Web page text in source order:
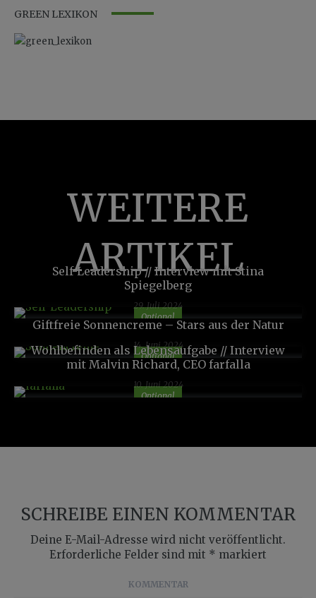
GREEN LEXIKON
WEITERE
ARTIKEL
Optional
Self-Leadership // Interview mit Stina
Spiegelberg
29. Juli 2024
Optional
Giftfreie Sonnencreme – Stars aus der Natur
14. Juni 2024
Optional
Wohlbefinden als Lebensaufgabe // Interview
mit Malvin Richard, CEO farfalla
10. Juni 2024
SCHREIBE EINEN KOMMENTAR
Deine E-Mail-Adresse wird nicht veröffentlicht.
Erforderliche Felder sind mit * markiert
KOMMENTAR